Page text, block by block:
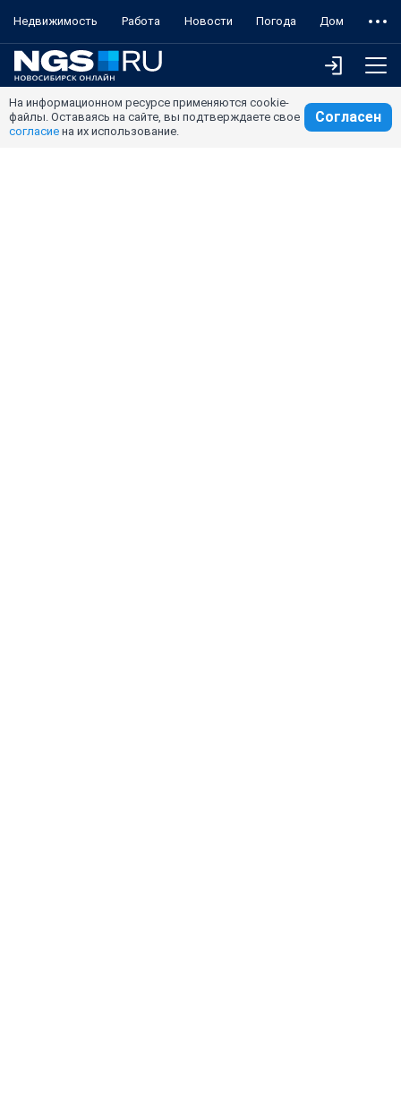
Недвижимость Работа Новости Погода Дом
На информационном ресурсе применяются cookie-
файлы. Оставаясь на сайте, вы подтверждаете свое
согласие на их использование.
Согласен